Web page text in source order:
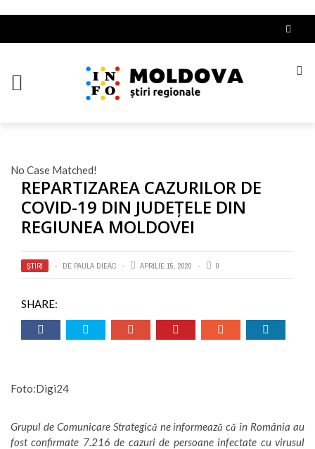
No Case Matched!
REPARTIZAREA CAZURILOR DE
COVID-19 DIN JUDEȚELE DIN
REGIUNEA MOLDOVEI
ȘTIRI DE PAULA DIEAC APRILIE 15, 2020 0
SHARE:
Foto:Digi24
Grupul de Comunicare Strategică ne informează că în România au
fost confirmate 7.216 de cazuri de persoane infectate cu virusul